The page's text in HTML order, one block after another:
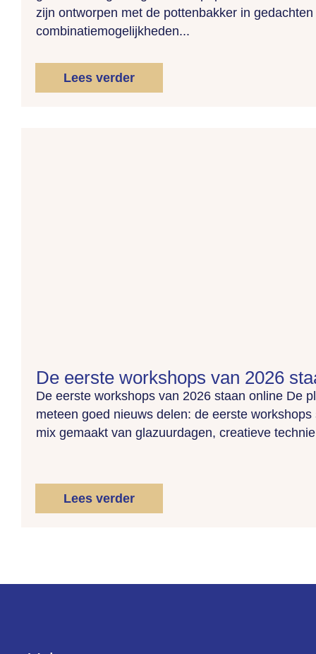
zijn ontworpen met de pottenbakker in
combinatiemogelijkheden...
Lees verder
De eerste workshops van 2026
De eerste workshops van 2026 staan online De
meteen goed nieuws delen: de eerste
mix gemaakt van glazuurdagen, creatieve
Lees verder